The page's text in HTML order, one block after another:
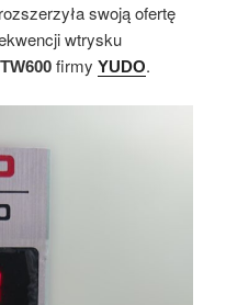
swoją ofertę
wtrysku
TW600 firmy YUDO.